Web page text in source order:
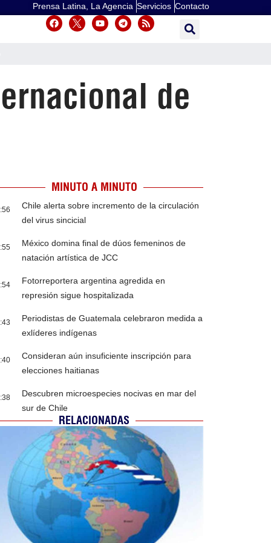
Prensa Latina, La Agencia Servicios Contacto
de
MINUTO A MINUTO
Chile alerta sobre incremento de la circulación
del virus sincicial
México domina final de dúos femeninos de
natación artística de JCC
Fotorreportera argentina agredida en
represión sigue hospitalizada
Periodistas de Guatemala celebraron medida a
exlíderes indígenas
Consideran aún insuficiente inscripción para
elecciones haitianas
Descubren microespecies nocivas en mar del
sur de Chile
RELACIONADAS